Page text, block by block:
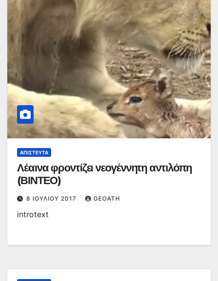
ΑΠΊΣΤΕΥΤΑ
Λέαινα φροντίζει νεογέννητη αντιλόπη
(ΒΙΝΤΕΟ)
8 ΙΟΥΛΊΟΥ 2017 GEOATH
introtext